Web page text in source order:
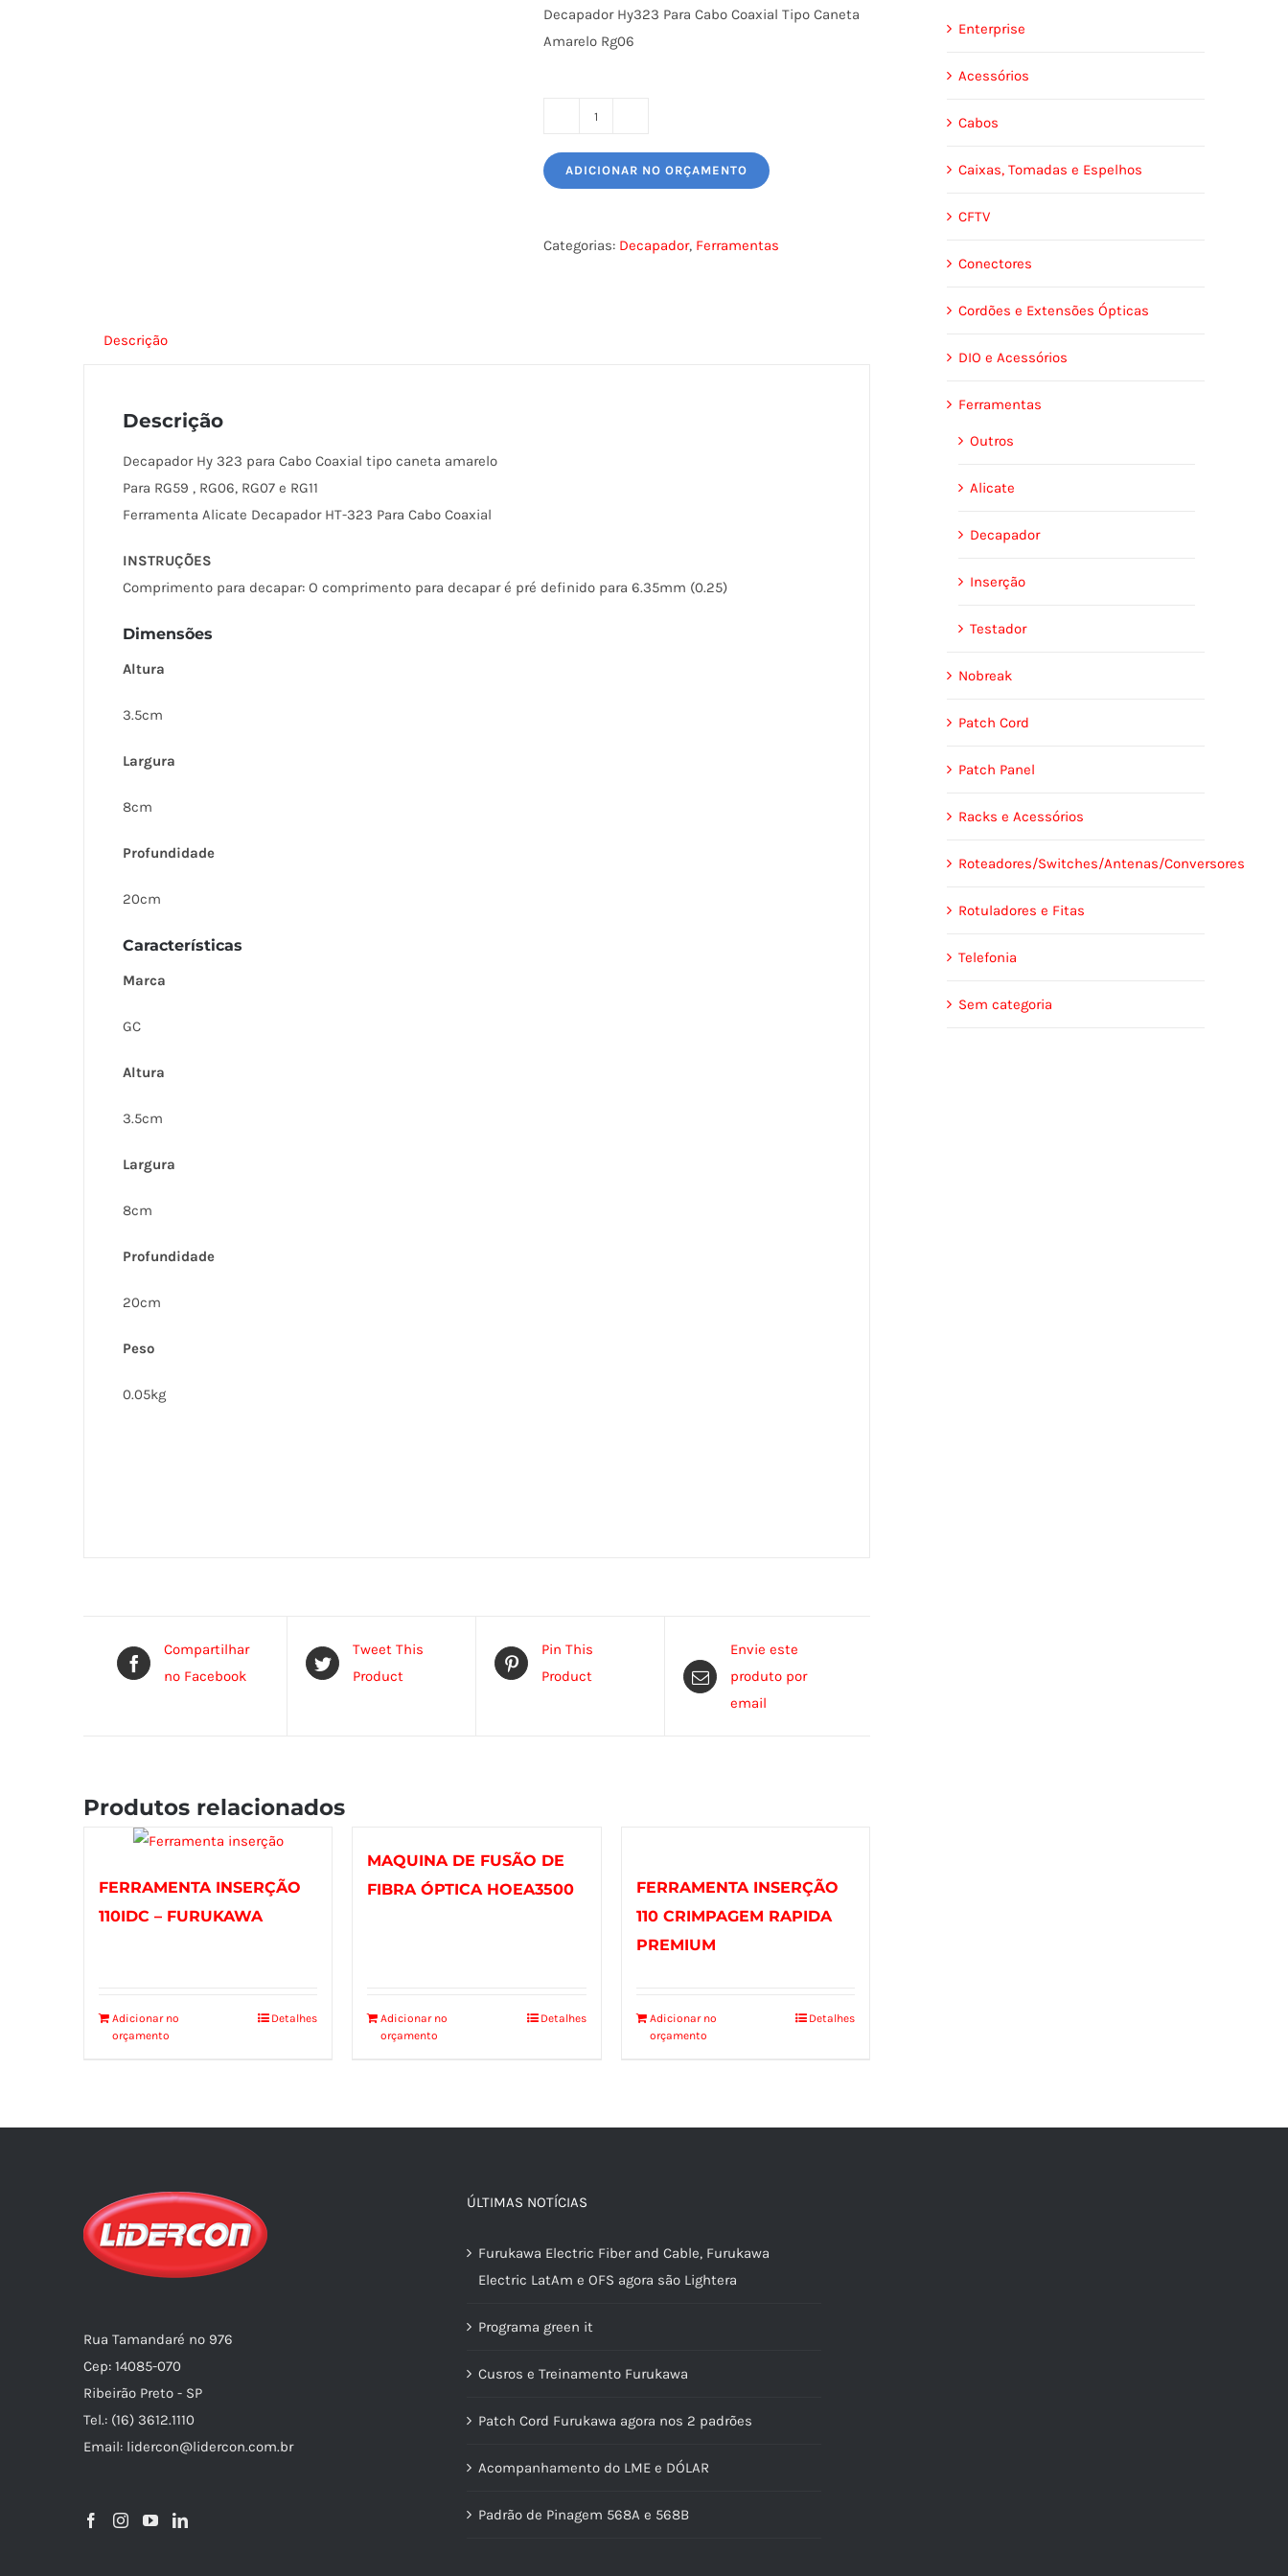
Decapador Hy323 Para Cabo Coaxial Tipo Caneta
Amarelo Rg06
CABO
ADICIONAR NO ORÇAMENTO
Categorias: Decapador, Ferramentas
Descrição
Descrição
Decapador Hy 323 para Cabo Coaxial tipo caneta amarelo
Para RG59 , RG06, RG07 e RG11
Ferramenta Alicate Decapador HT-323 Para Cabo Coaxial
INSTRUÇÕES
Comprimento para decapar: O comprimento para decapar é pré definido para 6.35mm (0.25)
Dimensões
Altura
3.5cm
Largura
8cm
Profundidade
20cm
Características
Marca
GC
Altura
3.5cm
Largura
8cm
Profundidade
20cm
Peso
0.05kg
Compartilhar
no Facebook
Tweet This
Product
Pin This
Product
Envie este
produto por
email
Produtos relacionados
FERRAMENTA INSERÇÃO
110IDC – FURUKAWA
Adicionar no
orçamento
Detalhes
MAQUINA DE FUSÃO DE
FIBRA ÓPTICA HOEA3500
Adicionar no
orçamento
Detalhes
FERRAMENTA INSERÇÃO
110 CRIMPAGEM RAPIDA
PREMIUM
Adicionar no
orçamento
Detalhes
Enterprise
Acessórios
Cabos
Caixas, Tomadas e Espelhos
CFTV
Conectores
Cordões e Extensões Ópticas
DIO e Acessórios
Ferramentas
Outros
Alicate
Decapador
Inserção
Testador
Nobreak
Patch Cord
Patch Panel
Racks e Acessórios
Roteadores/Switches/Antenas/Conversores
Rotuladores e Fitas
Telefonia
Sem categoria
Rua Tamandaré nº 976
Cep: 14085-070
Ribeirão Preto - SP
Tel.: (16) 3612.1110
Email: lidercon@lidercon.com.br
ÚLTIMAS NOTÍCIAS
Furukawa Electric Fiber and Cable, Furukawa
Electric LatAm e OFS agora são Lightera
Programa green it
Cusros e Treinamento Furukawa
Patch Cord Furukawa agora nos 2 padrões
Acompanhamento do LME e DÓLAR
Padrão de Pinagem 568A e 568B